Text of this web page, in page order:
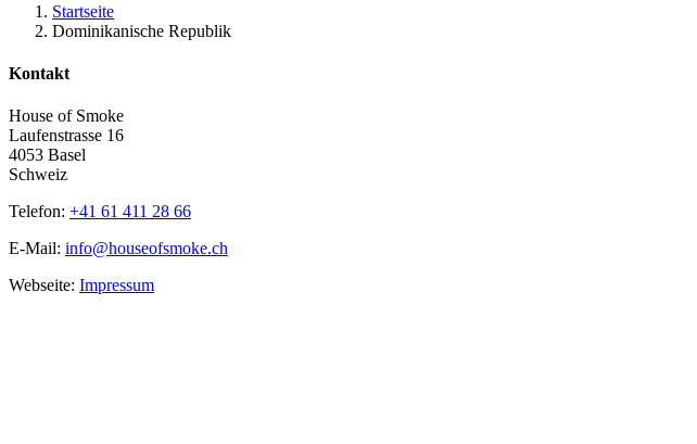
Startseite
Dominikanische Republik
Kontakt
House of Smoke
Laufenstrasse 16
4053 Basel
Schweiz
Telefon: +41 61 411 28 66
E-Mail: info@houseofsmoke.ch
Webseite: Impressum